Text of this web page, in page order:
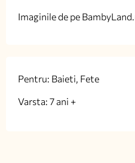
Imaginile de pe
Pentru: Baieti, Fete
Varsta: 7 ani +